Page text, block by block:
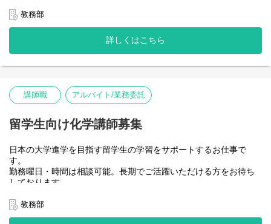
【クラス概要】
* 専攻：日本語クラス（JLPT・EJU対策）
* 区分：VIP（1対1のマンツーマン）または 少人数クラス（2〜5名
ジュールや学生の希望に合わせて調整可能）
野の弱点克服を目指す学生）
* 指導の使用言語：日本語（中国語ができる方大歓迎）
* JLPT（N1〜N3レベル）試験対策
* 個人のレベルに応じた語彙・文法・読解・聴解の補強指導および
学習サポート
のある方はぜひご応募ください。
日本留学生試験(EJU) 物理科目
【業務内容】
2．学習計画の作成および学習指導、受験指導の実施
3．大学受験に関する情報収集
教務部
詳しくはこちら
講師職 アルバイト/業務委託
留学生向け化学講師募集
日本の大学進学を目指す留学生の学習をサポートするお仕事で
す。
勤務曜日・時間は相談可能。長期でご活躍いただける方をお待ち
しております。
のある方はぜひご応募ください。
教務部